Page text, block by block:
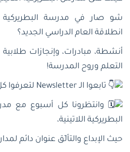
شو صار في مدرسة البطريركية
انطلاقة العام الدراسي الجديد؟
أنشطة، مبادرات، وإنجازات
التعلم وروح المدرسة!
تابعوا الـ Newsletter لتعرفوا كل التفاصيل
وانتظرونا كل أسبوع مع
البطريركية اللاتينية،
حيث الإبداع والتألّق عنوان دائم